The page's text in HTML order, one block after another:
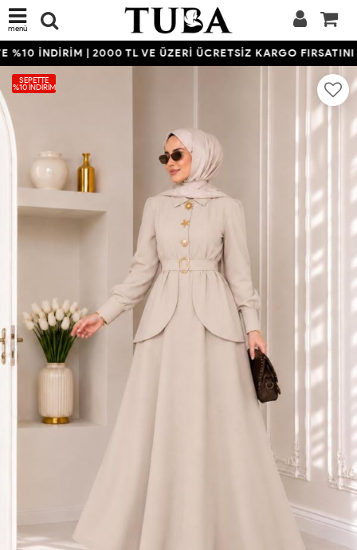
menü
İNDİRİM | 2000 TL VE ÜZERİ ÜCRETSİZ KARGO FIRSATINI
SEPETTE
%10 İNDIRIM